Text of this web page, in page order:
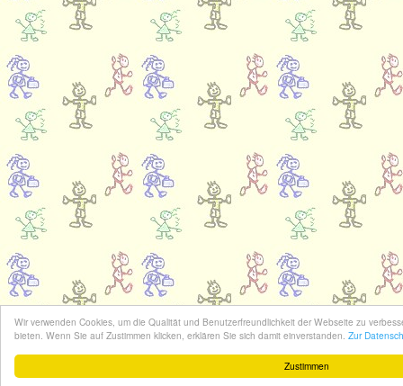
Zustimmen
Wir verwenden Cookies, um die Qualität und Benutzerfreundlichkeit der Webseite zu
bieten. Wenn Sie auf Zustimmen klicken, erklären Sie sich damit einverstanden. Zur